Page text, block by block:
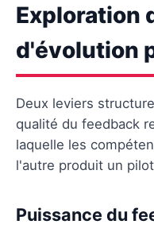
Exploration
d'évolution
Deux leviers
qualité du feedback
laquelle les
l'autre produit un
Puissance du